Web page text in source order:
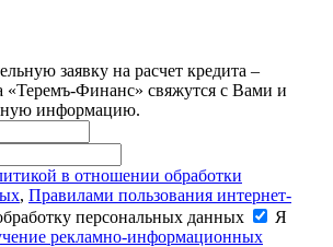
заявку на расчет кредита –
«Теремъ-Финанс» свяжутся с Вами и
информацию.
в отношении обработки
, Правилами пользования интернет-
персональных данных
Я
рекламно-информационных